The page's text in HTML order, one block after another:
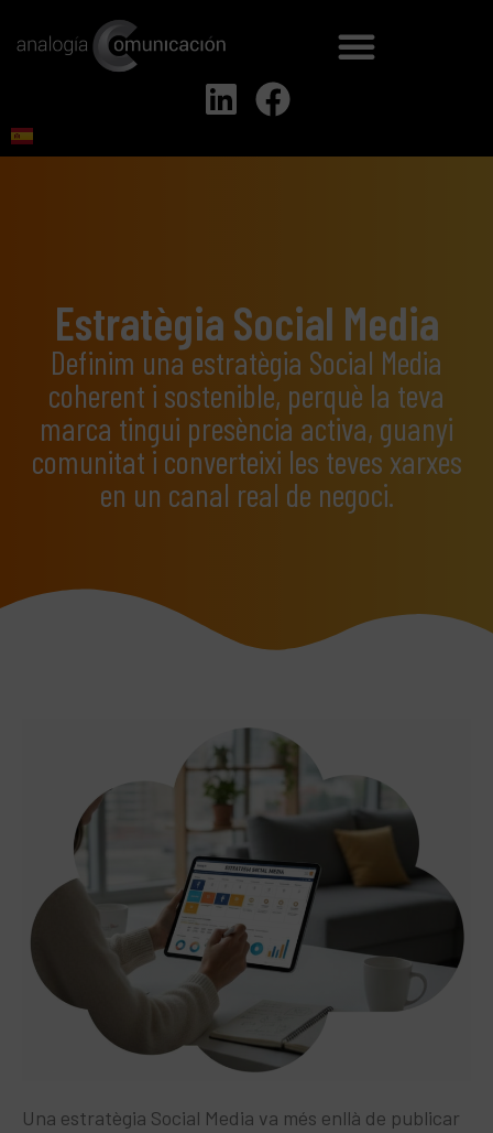
Estratègia Social Media
Definim una estratègia Social Media
coherent i sostenible, perquè la teva
marca tingui presència activa, guanyi
comunitat i converteixi les teves xarxes
en un canal real de negoci.
Una estratègia Social Media va més enllà de publicar